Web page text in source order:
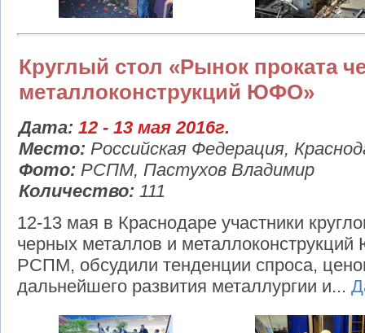
Круглый стол «Рынок проката
металлоконструкций ЮФО»
Дата: 12 - 13 мая 2016г.
Место: Российская Федерация,
Фото: РСПМ, Пастухов Владимир
Количество: 111
12-13 мая в Краснодаре участники
черных металлов и
РСПМ, обсудили тенденции спроса,
дальнейшего развития металлургии и...